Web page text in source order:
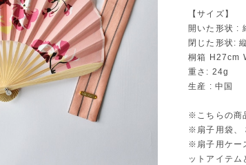
【サイズ】
開いた形状 :
閉じた形状:
桐箱 H27cm
重さ: 24g
生産 : 中国
※こちらの商
※扇子用袋、
※扇子用ケー
ットアイテム